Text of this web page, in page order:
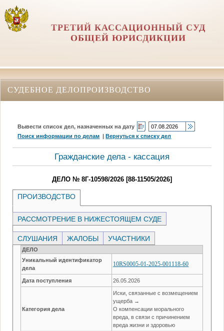
ТРЕТИЙ КАССАЦИОННЫЙ СУД
ОБЩЕЙ ЮРИСДИКЦИИ
СУДЕБНОЕ ДЕЛОПРОИЗВОДСТВО
Вывести список дел, назначенных на дату
Поиск информации по делам |Вернуться к списку дел
Гражданские дела - кассация
ДЕЛО № 8Г-10598/2026 [88-11505/2026]
ПРОИЗВОДСТВО
РАССМОТРЕНИЕ В НИЖЕСТОЯЩЕМ СУДЕ
СЛУШАНИЯ ЖАЛОБЫ УЧАСТНИКИ
ДЕЛО
Уникальный идентификатор
дела
10RS0005-01-2025-001118-60
Дата поступления 26.05.2026
Категория дела
Иски, связанные с возмещением
ущерба →
О компенсации морального
вреда, в связи с причинением
вреда жизни и здоровью